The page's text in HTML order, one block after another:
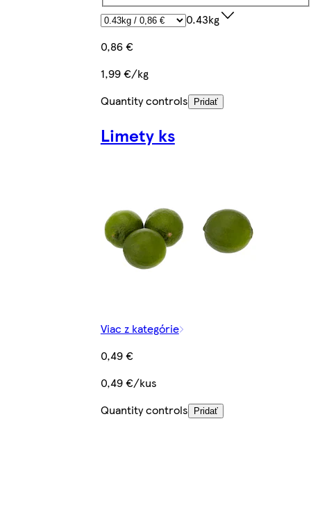
0.43kg
0,86 €
1,99 €/kg
Quantity controls
Pridať
Limety ks
Viac z kategórie
0,49 €
0,49 €/kus
Quantity controls
Pridať